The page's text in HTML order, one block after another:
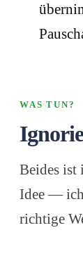
WAS TUN?
Beides ist
Idee — ich
richtige